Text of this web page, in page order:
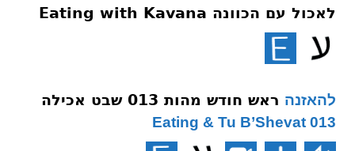
לאכול עם הכוונה Eating with Kavana
להאזנה ראש חודש מהות 013 שבט אכילה
013 Eating & Tu B’Shevat